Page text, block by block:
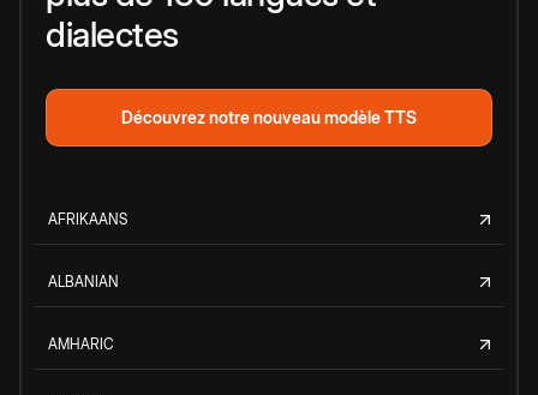
dialectes
Découvrez notre nouveau modèle TTS
AFRIKAANS
ALBANIAN
AMHARIC